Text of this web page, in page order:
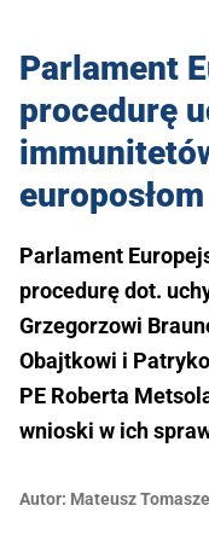
Parlament
procedurę
europosłom
Parlament
procedurę dot.
Grzegorzowi
Obajtkowi i
PE Roberta
wnioski w ich
Autor: Mateusz